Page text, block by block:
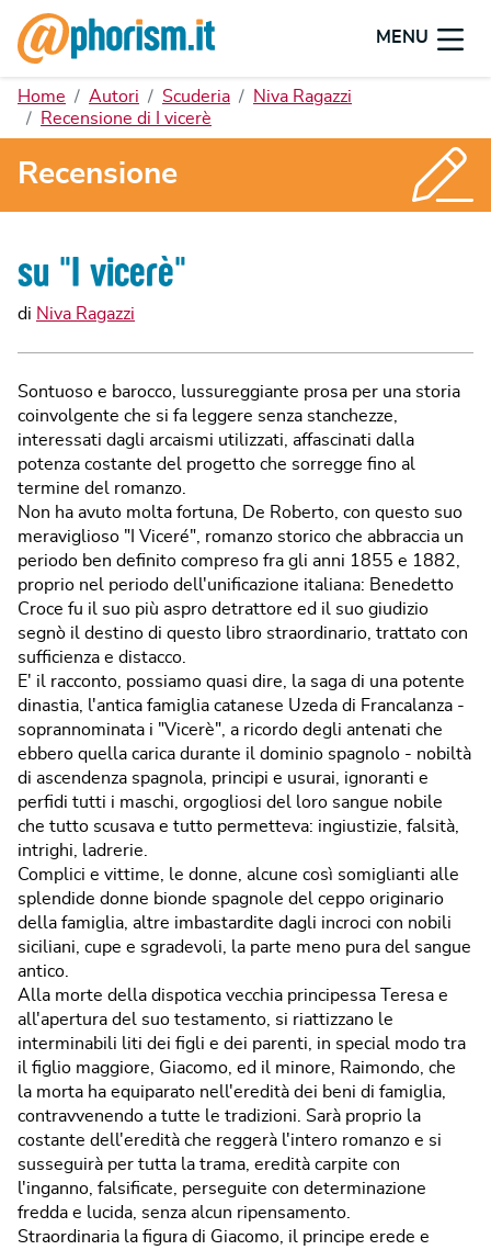
MENU
Home Autori Scuderia
Niva Ragazzi
Recensione di I vicerè
Recensione
su "I vicerè"
di Niva Ragazzi
Sontuoso e barocco, lussureggiante prosa per una storia
coinvolgente che si fa leggere senza stanchezze,
interessati dagli arcaismi utilizzati, affascinati dalla
potenza costante del progetto che sorregge fino al
termine del romanzo.
Non ha avuto molta fortuna, De Roberto, con questo suo
meraviglioso "I Viceré", romanzo storico che abbraccia un
periodo ben definito compreso fra gli anni 1855 e 1882,
proprio nel periodo dell'unificazione italiana: Benedetto
Croce fu il suo più aspro detrattore ed il suo giudizio
segnò il destino di questo libro straordinario, trattato con
sufficienza e distacco.
E' il racconto, possiamo quasi dire, la saga di una potente
dinastia, l'antica famiglia catanese Uzeda di Francalanza -
soprannominata i "Vicerè", a ricordo degli antenati che
ebbero quella carica durante il dominio spagnolo - nobiltà
di ascendenza spagnola, principi e usurai, ignoranti e
perfidi tutti i maschi, orgogliosi del loro sangue nobile
che tutto scusava e tutto permetteva: ingiustizie, falsità,
intrighi, ladrerie.
Complici e vittime, le donne, alcune così somiglianti alle
splendide donne bionde spagnole del ceppo originario
della famiglia, altre imbastardite dagli incroci con nobili
siciliani, cupe e sgradevoli, la parte meno pura del sangue
antico.
Alla morte della dispotica vecchia principessa Teresa e
all'apertura del suo testamento, si riattizzano le
interminabili liti dei figli e dei parenti, in special modo tra
il figlio maggiore, Giacomo, ed il minore, Raimondo, che
la morta ha equiparato nell'eredità dei beni di famiglia,
contravvenendo a tutte le tradizioni. Sarà proprio la
costante dell'eredità che reggerà l'intero romanzo e si
susseguirà per tutta la trama, eredità carpite con
l'inganno, falsificate, perseguite con determinazione
fredda e lucida, senza alcun ripensamento.
Straordinaria la figura di Giacomo, il principe erede e